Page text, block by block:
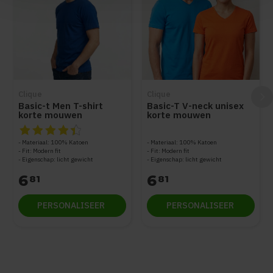
Basic-t Men T-shirt
korte mouwen
De beoordeling van dit product is
Materiaal: 100% Katoen
Fit: Modern fit
Eigenschap: licht gewicht
681
PERSONALISEER
Basic-T V-neck unisex
korte mouwen
Materiaal: 100% Katoen
Fit: Modern fit
Eigenschap: licht gewicht
681
PERSONALISEER